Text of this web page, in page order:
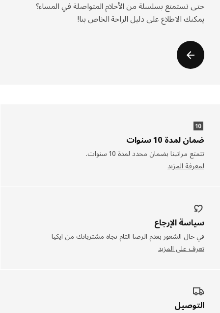
حتى تستمتع بسلسلة من الأحلام المتواصلة في المساء؟
يمكنك الاطلاع على دليل الراحة الخاص بنا!
ضمان لمدة 10 سنوات
تتمتع مراتبنا بضمان محدد لمدة 10 سنوات.
لمعرفة المزيد
سياسة الإرجاع
في حال الشعور بعدم الرضا التام تجاه مشترياتك من ايكيا
تعرف على المزيد
التوصيل